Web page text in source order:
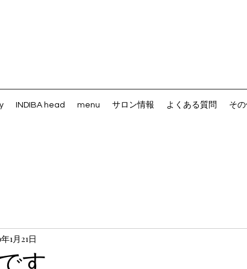
INDIBA head menu サロン情報 よくある質問 そ
す
1月21日